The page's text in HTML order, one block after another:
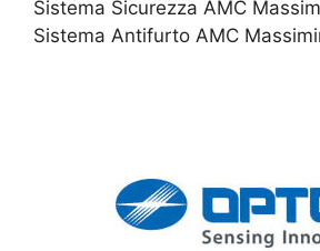
Sistema Sicurezza AMC
Sistema Antifurto AMC